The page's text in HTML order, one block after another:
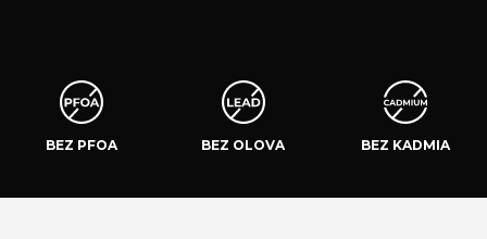
BEZ PFOA BEZ OLOVA BEZ KADMIA